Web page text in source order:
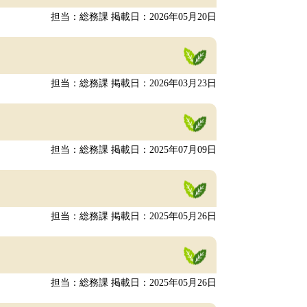
担当：総務課 掲載日：2026年05月20日
担当：総務課 掲載日：2026年03月23日
担当：総務課 掲載日：2025年07月09日
担当：総務課 掲載日：2025年05月26日
担当：総務課 掲載日：2025年05月26日